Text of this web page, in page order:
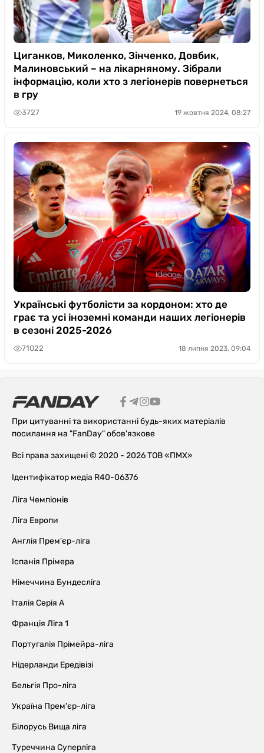
Циганков, Миколенко, Зінченко, Довбик,
Малиновський – на лікарняному. Зібрали
інформацію, коли хто з легіонерів повернеться
в гру
3727 19 жовтня 2024, 08:27
Українські футболісти за кордоном: хто де
грає та усі іноземні команди наших легіонерів
в сезоні 2025-2026
71022 18 липня 2023, 09:04
При цитуванні та використанні будь-яких матеріалів
посилання на "FanDay" обов'язкове
Всі права захищені © 2020 - 2026 ТОВ «ПМХ»
Ідентифікатор медіа R40-06376
Ліга Чемпіонів
Ліга Европи
Англія Прем'єр-ліга
Іспанія Прімера
Німеччина Бундесліга
Італія Серія А
Франція Ліга 1
Португалія Прімейра-ліга
Нідерланди Ередівізі
Бельгія Про-ліга
Україна Прем'єр-ліга
Білорусь Вища ліга
Туреччина Суперліга